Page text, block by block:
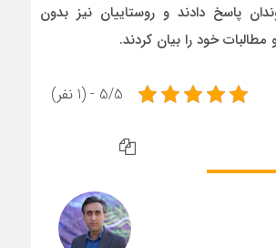
پاسخ دادند و روستاییان نیز بدون
خود را بیان کردند.
5/5 - (1 نفر)